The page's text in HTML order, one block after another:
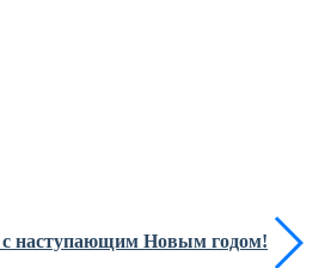
с наступающим Новым годом!